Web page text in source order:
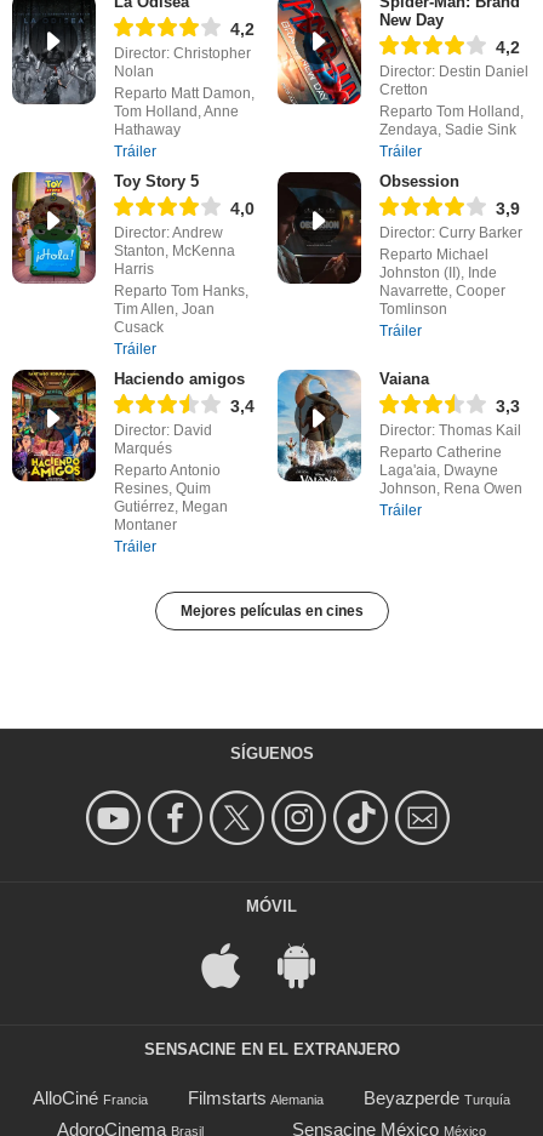
4,2
Director: Christopher
Nolan
Reparto Matt Damon,
Tom Holland, Anne
Hathaway
Tráiler
New Day
4,2
Director: Destin Daniel
Cretton
Reparto Tom Holland,
Zendaya, Sadie Sink
Tráiler
Toy Story 5
4,0
Director: Andrew
Stanton, McKenna
Harris
Reparto Tom Hanks,
Tim Allen, Joan
Cusack
Tráiler
Obsession
3,9
Director: Curry Barker
Reparto Michael
Johnston (II), Inde
Navarrette, Cooper
Tomlinson
Tráiler
Haciendo amigos
3,4
Director: David
Marqués
Reparto Antonio
Resines, Quim
Gutiérrez, Megan
Montaner
Tráiler
Vaiana
3,3
Director: Thomas Kail
Reparto Catherine
Laga'aia, Dwayne
Johnson, Rena Owen
Tráiler
Mejores películas en cines
SÍGUENOS
MÓVIL
SENSACINE EN EL EXTRANJERO
AlloCiné Francia Filmstarts Alemania Beyazperde Turquía
AdoroCinema Brasil Sensacine México México